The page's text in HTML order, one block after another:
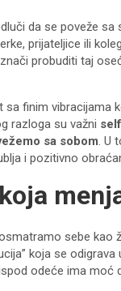
da se poveže sa
prijateljice ili
probuditi taj
finim vibracijama
razloga su važni
sa sobom. U
i pozitivno
sebe kao
koja se
odeće ima moć